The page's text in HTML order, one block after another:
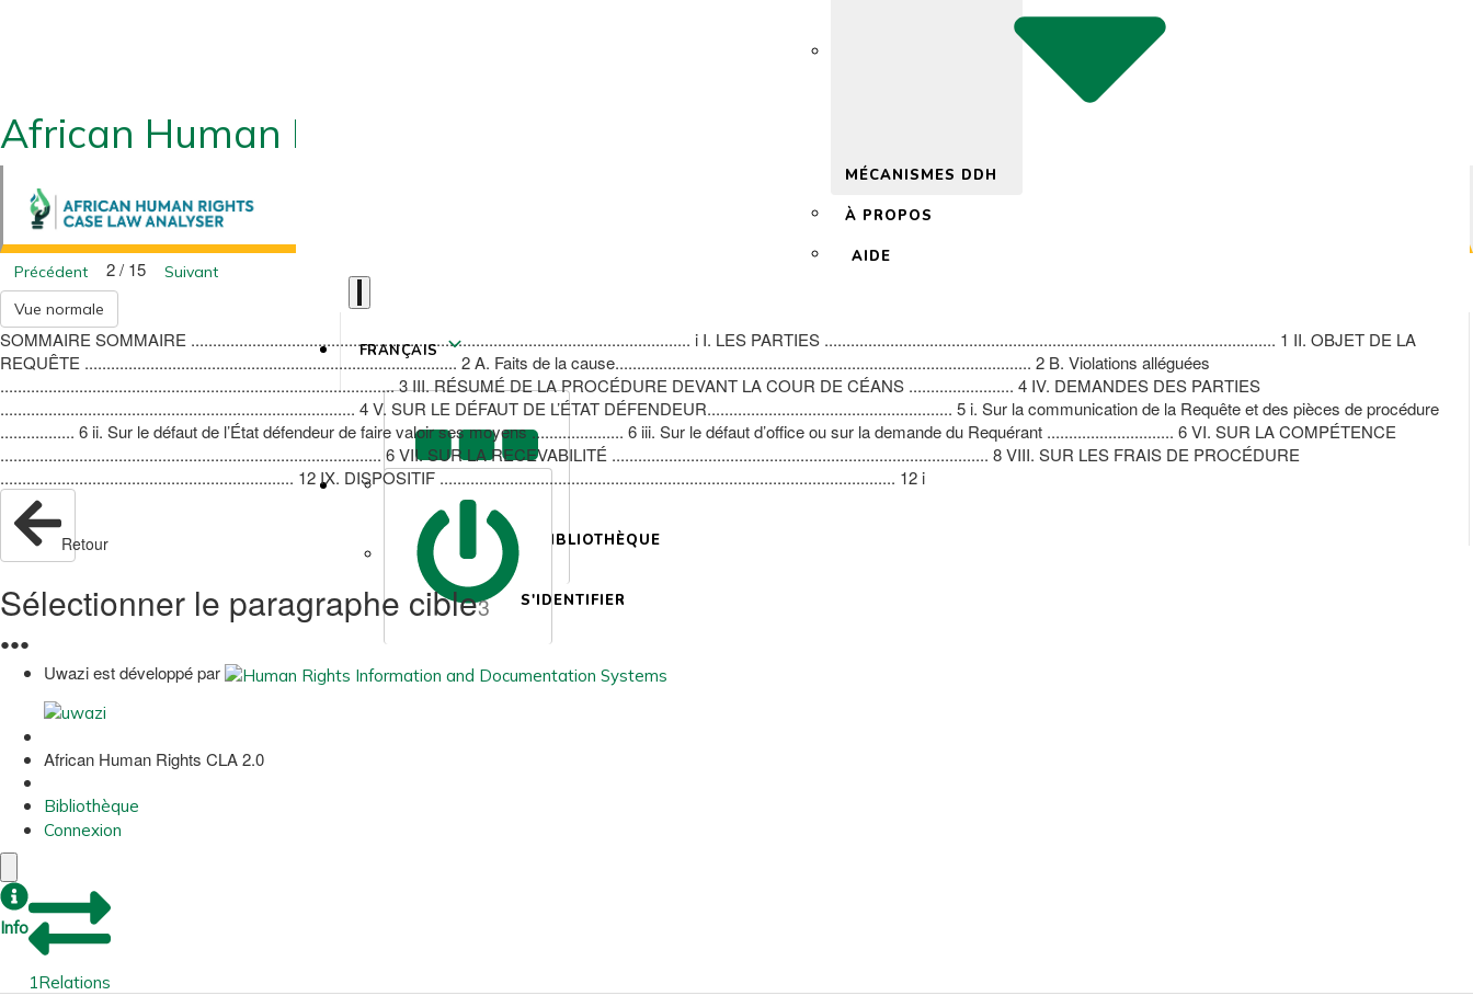
African Human Rights CLA 2.0
MÉCANISMES DDH
À PROPOS
AIDE
FRANÇAIS
BIBLIOTHÈQUE
S'IDENTIFIER
Précédent 2 / 15
Suivant
Vue normale
SOMMAIRE SOMMAIRE .................................................................................................................. i I. LES PARTIES ....................................................................................................... 1 II. OBJET DE LA
REQUÊTE ..................................................................................... 2 A. Faits de la cause............................................................................................... 2 B. Violations alléguées
.......................................................................................... 3 III. RÉSUMÉ DE LA PROCÉDURE DEVANT LA COUR DE CÉANS ........................ 4 IV. DEMANDES DES PARTIES
................................................................................. 4 V. SUR LE DÉFAUT DE L’ÉTAT DÉFENDEUR........................................................ 5 i. Sur la communication de la Requête et des pièces de procédure
................. 6 ii. Sur le défaut de l’État défendeur de faire valoir ses moyens ..................... 6 iii. Sur le défaut d’office ou sur la demande du Requérant ............................. 6 VI. SUR LA COMPÉTENCE
....................................................................................... 6 VII. SUR LA RECEVABILITÉ ...................................................................................... 8 VIII. SUR LES FRAIS DE PROCÉDURE
................................................................... 12 IX. DISPOSITIF ........................................................................................................ 12 i
Retour
Sélectionner le paragraphe cible3
●●●
Uwazi est développé par
African Human Rights CLA 2.0
Bibliothèque
Connexion
Info
1Relations